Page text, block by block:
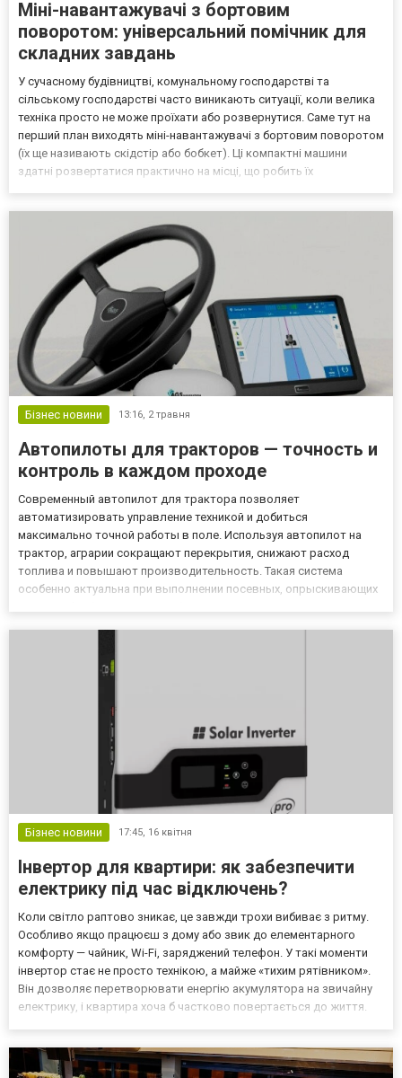
Міні-навантажувачі з бортовим
поворотом: універсальний помічник для
складних завдань
У сучасному будівництві, комунальному господарстві та
сільському господарстві часто виникають ситуації, коли велика
техніка просто не може проїхати або розвернутися. Саме тут на
перший план виходять міні-навантажувачі з бортовим поворотом
(їх ще називають скідстір або бобкет). Ці компактні машини
здатні розвертатися практично на місці, що робить їх
Бізнес новини 13:16, 2 травня
Автопилоты для тракторов — точность и
контроль в каждом проходе
Современный автопилот для трактора позволяет
автоматизировать управление техникой и добиться
максимально точной работы в поле. Используя автопилот на
трактор, аграрии сокращают перекрытия, снижают расход
топлива и повышают производительность. Такая система
особенно актуальна при выполнении посевных, опрыскивающих
Бізнес новини 17:45, 16 квітня
Інвертор для квартири: як забезпечити
електрику під час відключень?
Коли світло раптово зникає, це завжди трохи вибиває з ритму.
Особливо якщо працюєш з дому або звик до елементарного
комфорту — чайник, Wi-Fi, заряджений телефон. У такі моменти
інвертор стає не просто технікою, а майже «тихим рятівником».
Він дозволяє перетворювати енергію акумулятора на звичайну
електрику, і квартира хоча б частково повертається до життя.